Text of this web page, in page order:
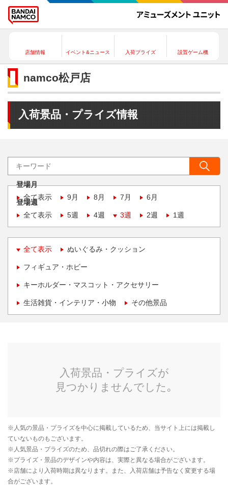
店舗情報 イベント&ニュース 入荷プライズ 設置ゲーム機
namco松戸店
入荷景品・プライズ情報
登場月
全て表示
9月 8月 7月 6月
登場週
全て表示
5週 4週 3週 2週 1週
全て表示 ぬいぐるみ・クッション
フィギュア・ホビー
キーホルダー・マスコット・アクセサリー
生活雑貨・インテリア・小物 その他景品